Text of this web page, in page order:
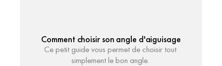
Comment choisir son angle d'aiguisage
Ce petit guide vous permet de choisir tout
simplement le bon angle.